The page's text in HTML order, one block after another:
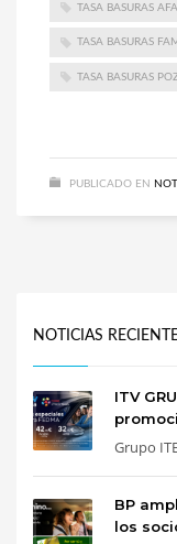
TASA BASURAS
TASA BASURAS
TASA BASURAS
PUBLICADO EN
NOTICIAS
ITV
Grupo
BP
los